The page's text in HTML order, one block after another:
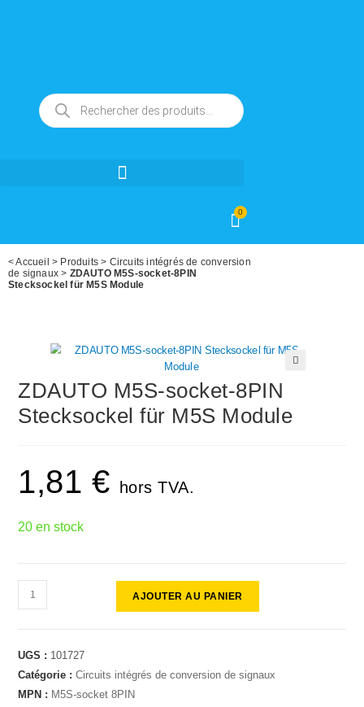
0
<Accueil > Produits > Circuits intégrés de conversion
de signaux > ZDAUTO M5S-socket-8PIN
Stecksockel für M5S Module
ZDAUTO M5S-socket-8PIN
Stecksockel für M5S Module
1,81 € hors TVA.
20 en stock
AJOUTER AU PANIER
UGS : 101727
Catégorie :Circuits intégrés de conversion de signaux
MPN : M5S-socket 8PIN